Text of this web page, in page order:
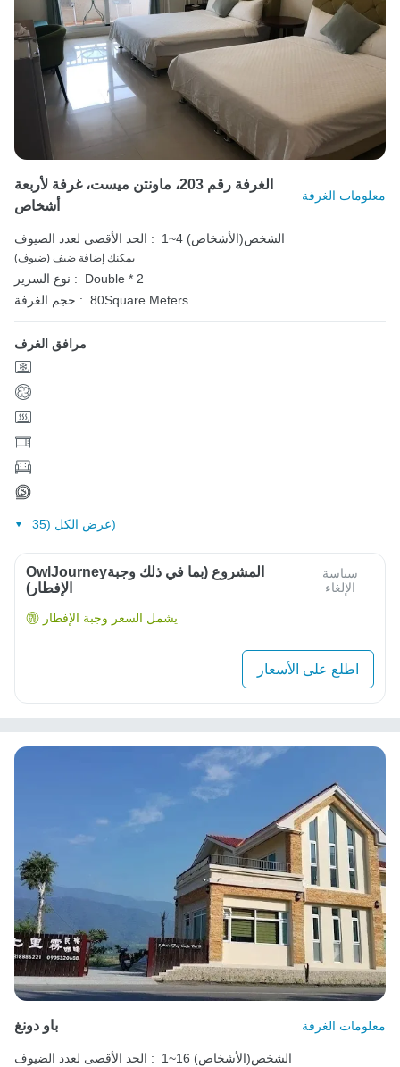
الغرفة رقم 203، ماونتن ميست، غرفة لأربعة
أشخاص
معلومات الغرفة
الحد الأقصى لعدد الضيوف : 1~4 الشخص(الأشخاص)
يمكنك إضافة ضيف (ضيوف)
نوع السرير :
Double * 2
حجم الغرفة : 80Square Meters
مرافق الغرف
عرض الكل (35)
OwlJourneyالمشروع (بما في ذلك وجبة
الإفطار)
سياسة
الإلغاء
يشمل السعر وجبة الإفطار
اطلع على الأسعار
باو دونغ معلومات الغرفة
الحد الأقصى لعدد الضيوف : 1~16 الشخص(الأشخاص)